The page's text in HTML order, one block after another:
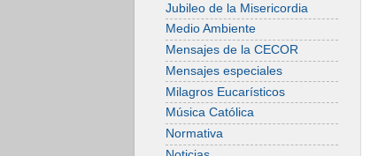
Jubileo de la Misericordia
Medio Ambiente
Mensajes de la CECOR
Mensajes especiales
Milagros Eucarísticos
Música Católica
Normativa